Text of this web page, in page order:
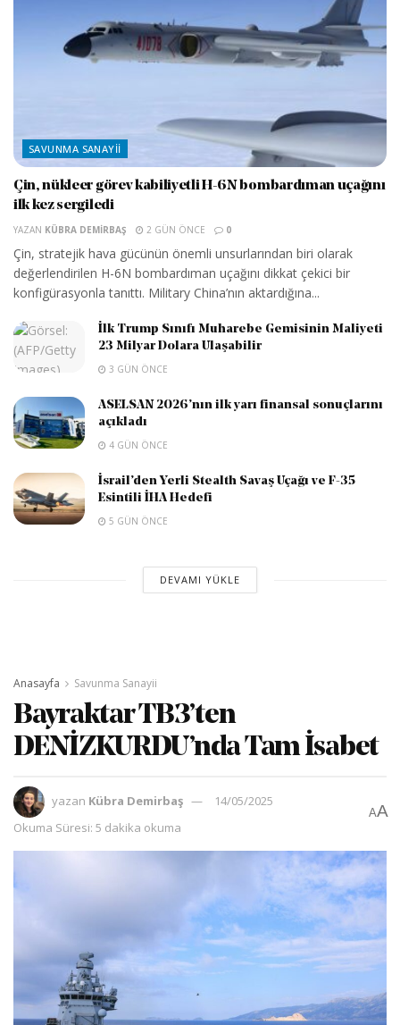
SAVUNMA SANAYII
Çin, nükleer görev kabiliyetli H-6N bombardıman uçağını
ilk kez sergiledi
YAZAN KÜBRA DEMIRBAŞ 2 GÜN ÖNCE 0
Çin, stratejik hava gücünün önemli unsurlarından biri olarak
değerlendirilen H-6N bombardıman uçağını dikkat çekici bir
konfigürasyonla tanıttı. Military China’nın aktardığına...
İlk Trump Sınıfı Muharebe Gemisinin Maliyeti
23 Milyar Dolara Ulaşabilir
3 GÜN ÖNCE
ASELSAN 2026’nın ilk yarı finansal sonuçlarını
açıkladı
4 GÜN ÖNCE
İsrail’den Yerli Stealth Savaş Uçağı ve F-35
Esintili İHA Hedefi
5 GÜN ÖNCE
DEVAMI YÜKLE
Anasayfa Savunma Sanayii
Bayraktar TB3’ten
DENİZKURDU’nda Tam İsabet
yazan Kübra Demirbaş
14/05/2025
Okuma Süresi: 5 dakika okuma
AA